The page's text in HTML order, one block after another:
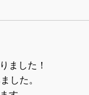
ました！
した。